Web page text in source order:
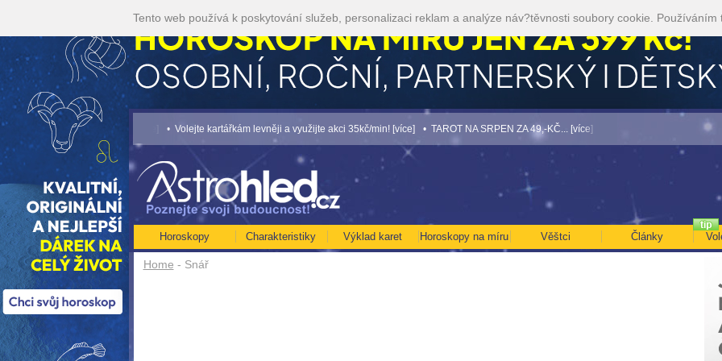
Home - Snář
Horoskopy Charakteristiky Výklad karet Horoskopy na míru Věštci Články
NA ROK 2026...[více] • Volejte kartářkám levněji a využijte akci 35kč/min! [více] • TAROT NA SRPEN ZA 49,-KČ... [více] • NEJVĚTŠÍ ROČNÍ
Tento web používá k poskytování služeb, personalizaci reklam a analýze náv?těvnosti soubory cookie. Používáním